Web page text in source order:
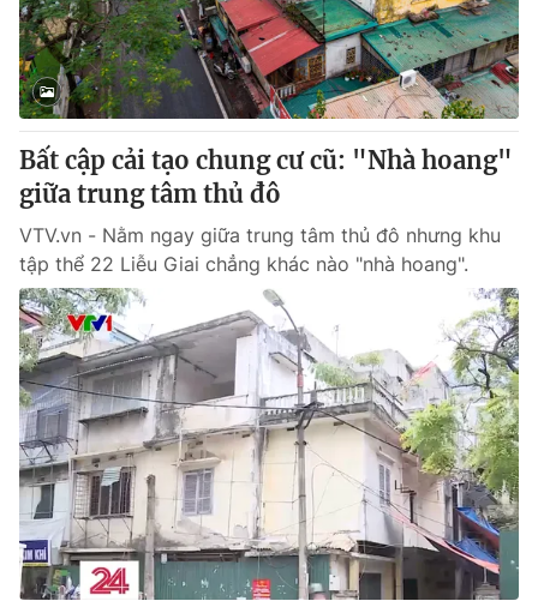
Sản phẩm
Thị trường
Tư vấn
Lịch phát sóng
Chuyên mục khác
Emagazine Podcast
Photo Infographic
Video Shorts video
VTV Money VTV Thể thao
VTV Sức khoẻ Bất động sản
Thị trường 24h Tấm lòng Việt
Bất cập cải tạo chung cư cũ: "Nhà hoang"
giữa trung tâm thủ đô
VTV.vn - Nằm ngay giữa trung tâm thủ đô nhưng khu
tập thể 22 Liễu Giai chẳng khác nào "nhà hoang".